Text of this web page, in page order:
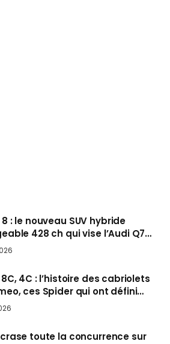
: le nouveau SUV hybride
428 ch qui vise l’Audi Q7
Europe cet automne
4C : l’histoire des cabriolets
ces Spider qui ont défini
cheveux au vent
toute la concurrence sur